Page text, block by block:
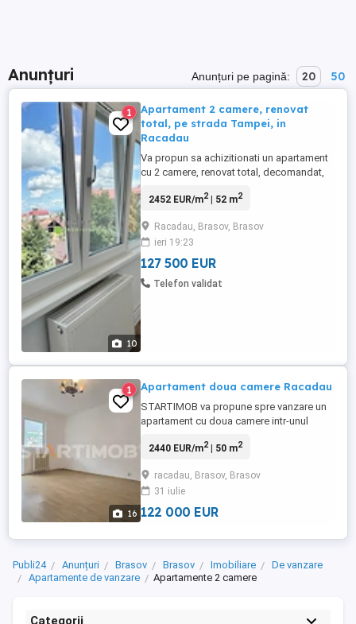
Anunțuri Anunțuri pe pagină: 20 50
10
1
Apartament 2 camere, renovat
total, pe strada Tampei, in
Racadau
Va propun sa achizitionati un apartament
cu 2 camere, renovat total, decomandat,
aproape de zona comerciala Magnolia.
vila, izolat termic, la etajul 3 din 4, cu
vedere pe 2 parti, befeficiind de lumina
soarelui pe toata ...
2452 EUR/m2| 52 m2
Racadau, Brasov, Brasov
ieri 19:23
127 500 EUR
Telefon validat
16
1 Apartament doua camere Racadau
STARTIMOB va propune spre vanzare un
apartament cu doua camere intr-unul
Brasovului, Racadau. Apartamentul are o
B-dul Valea Cetatii, la etajul 3 intr-un bloc
de 4 etaje cu pozitionare spre sud,
locuinta imbinand armonios ...
2440 EUR/m2| 50 m2
racadau, Brasov, Brasov
31 iulie
122 000 EUR
Publi24 Anunțuri Brasov Brasov Imobiliare
De vanzare
Apartamente de vanzare
Apartamente 2 camere
Categorii